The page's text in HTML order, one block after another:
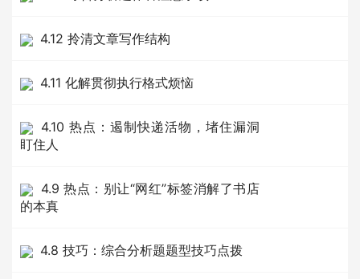
4.12 拎清文章写作结构
4.11 化解贯彻执行格式烦恼
4.10 热点：遏制快递活物，堵住漏洞
盯住人
4.9 热点：别让“网红”标签消解了书店
的本真
4.8 技巧：综合分析题题型技巧点拨